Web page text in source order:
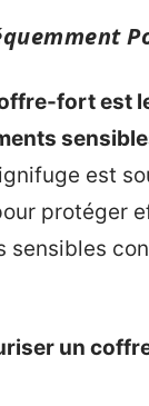
fort est
est
protéger
sensibles
un